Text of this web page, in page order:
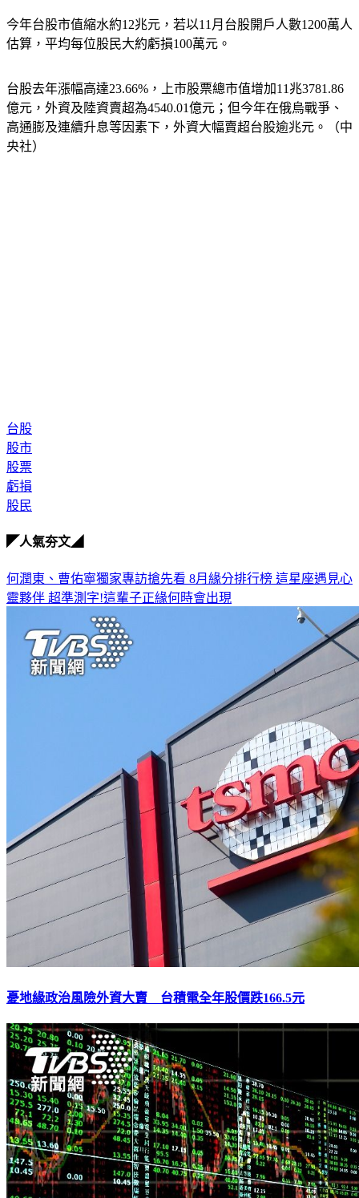
今年台股市值縮水約12兆元，若以11月台股開戶人數1200萬人
估算，平均每位股民大約虧損100萬元。
台股去年漲幅高達23.66%，上市股票總市值增加11兆3781.86
億元，外資及陸資賣超為4540.01億元；但今年在俄烏戰爭、
高通膨及連續升息等因素下，外資大幅賣超台股逾兆元。（中
央社）
台股
股市
股票
虧損
股民
◤人氣夯文◢
何潤東、曹佑寧獨家專訪搶先看 8月緣分排行榜 這星座遇見心
靈夥伴 超準測字!這輩子正緣何時會出現
憂地緣政治風險外資大賣 台積電全年股價跌166.5元